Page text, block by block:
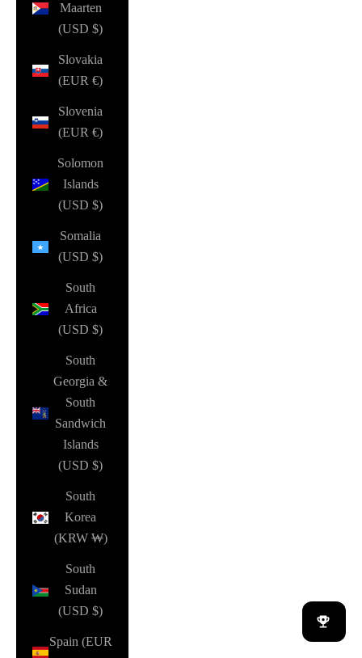
Maarten
(USD $)
Slovakia
(EUR €)
Slovenia
(EUR €)
Solomon
Islands
(USD $)
Somalia
(USD $)
South
Africa
(USD $)
South
Georgia &
South
Sandwich
Islands
(USD $)
South
Korea
(KRW ₩)
South
Sudan
(USD $)
Spain (EUR